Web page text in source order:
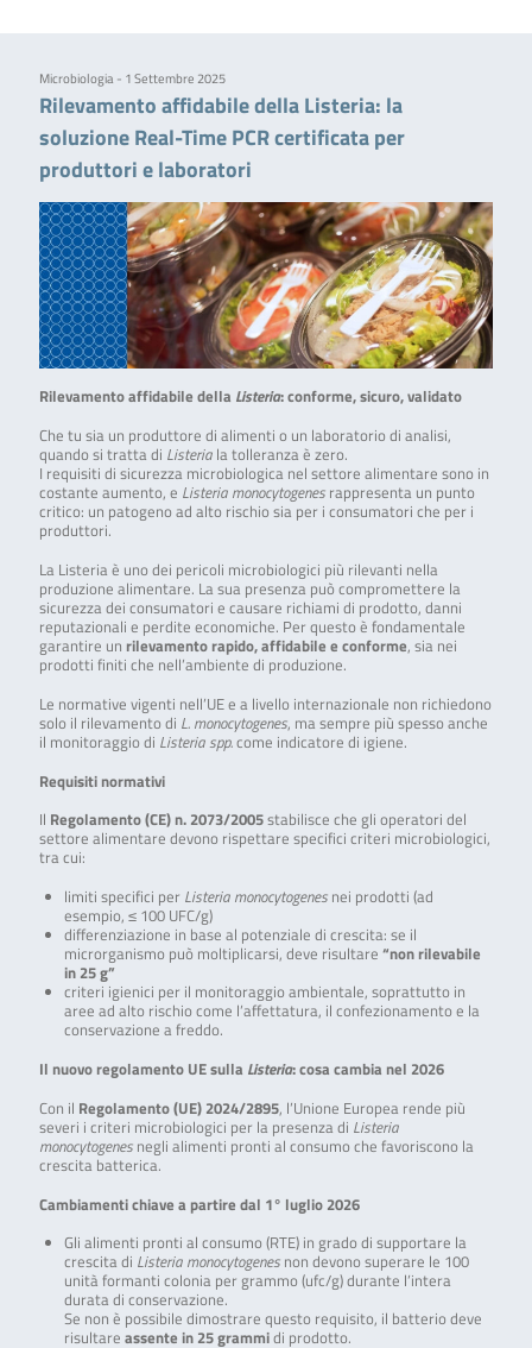
Microbiologia - 1 Settembre 2025
Rilevamento affidabile della Listeria: la
soluzione Real-Time PCR certificata per
produttori e laboratori
Rilevamento affidabile della Listeria: conforme, sicuro, validato
Che tu sia un produttore di alimenti o un laboratorio di analisi,
quando si tratta di Listeriala tolleranza è zero.
I requisiti di sicurezza microbiologica nel settore alimentare sono in
costante aumento, e Listeria monocytogenesrappresenta un punto
critico: un patogeno ad alto rischio sia per i consumatori che per i
produttori.
La Listeria è uno dei pericoli microbiologici più rilevanti nella
produzione alimentare. La sua presenza può compromettere la
sicurezza dei consumatori e causare richiami di prodotto, danni
reputazionali e perdite economiche. Per questo è fondamentale
garantire un rilevamento rapido, affidabile e conforme, sia nei
prodotti finiti che nell’ambiente di produzione.
Le normative vigenti nell’UE e a livello internazionale non richiedono
solo il rilevamento di L. monocytogenes, ma sempre più spesso anche
il monitoraggio di Listeria spp.come indicatore di igiene.
Requisiti normativi
Il Regolamento (CE) n. 2073/2005stabilisce che gli operatori del
settore alimentare devono rispettare specifici criteri microbiologici,
tra cui:
limiti specifici per Listeria monocytogenesnei prodotti (ad
esempio, ≤ 100 UFC/g)
differenziazione in base al potenziale di crescita: se il
microrganismo può moltiplicarsi, deve risultare “non rilevabile
in 25 g”
criteri igienici per il monitoraggio ambientale, soprattutto in
aree ad alto rischio come l’affettatura, il confezionamento e la
conservazione a freddo.
Il nuovo regolamento UE sulla Listeria: cosa cambia nel 2026
Con il Regolamento (UE) 2024/2895, l’Unione Europea rende più
severi i criteri microbiologici per la presenza di Listeria
monocytogenesnegli alimenti pronti al consumo che favoriscono la
crescita batterica.
Cambiamenti chiave a partire dal 1° luglio 2026
Gli alimenti pronti al consumo (RTE) in grado di supportare la
crescita di Listeria monocytogenesnon devono superare le 100
unità formanti colonia per grammo (ufc/g) durante l’intera
durata di conservazione.
Se non è possibile dimostrare questo requisito, il batterio deve
risultare assente in 25 grammidi prodotto.